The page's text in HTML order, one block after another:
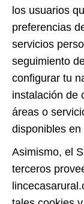
los usuarios
preferencias
servicios
seguimiento
configurar tu
instalación de
áreas o
disponibles
Asimismo, el
terceros